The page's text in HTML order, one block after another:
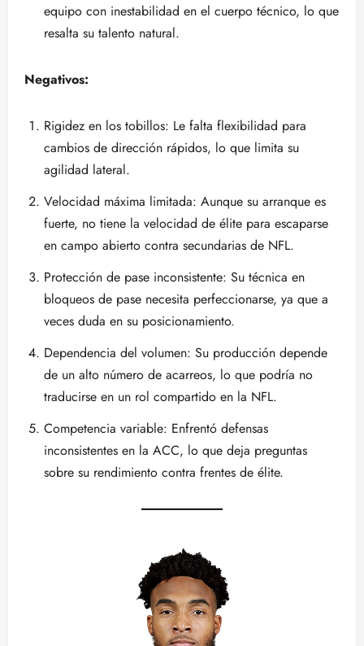
equipo con inestabilidad en el cuerpo técnico, lo que
resalta su talento natural.
Negativos:
Rigidez en los tobillos: Le falta flexibilidad para
cambios de dirección rápidos, lo que limita su
agilidad lateral.
Velocidad máxima limitada: Aunque su arranque es
fuerte, no tiene la velocidad de élite para escaparse
en campo abierto contra secundarias de NFL.
Protección de pase inconsistente: Su técnica en
bloqueos de pase necesita perfeccionarse, ya que a
veces duda en su posicionamiento.
Dependencia del volumen: Su producción depende
de un alto número de acarreos, lo que podría no
traducirse en un rol compartido en la NFL.
Competencia variable: Enfrentó defensas
inconsistentes en la ACC, lo que deja preguntas
sobre su rendimiento contra frentes de élite.